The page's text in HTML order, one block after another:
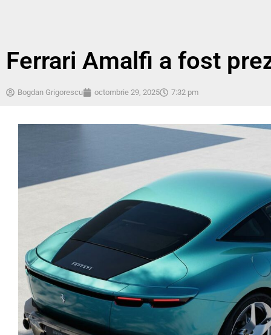
Ferrari Amalfi a fost
Bogdan Grigorescu octombrie 29, 2025 7:32 pm